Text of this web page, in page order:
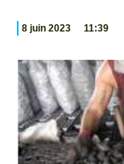
8 juin 2023 11:39